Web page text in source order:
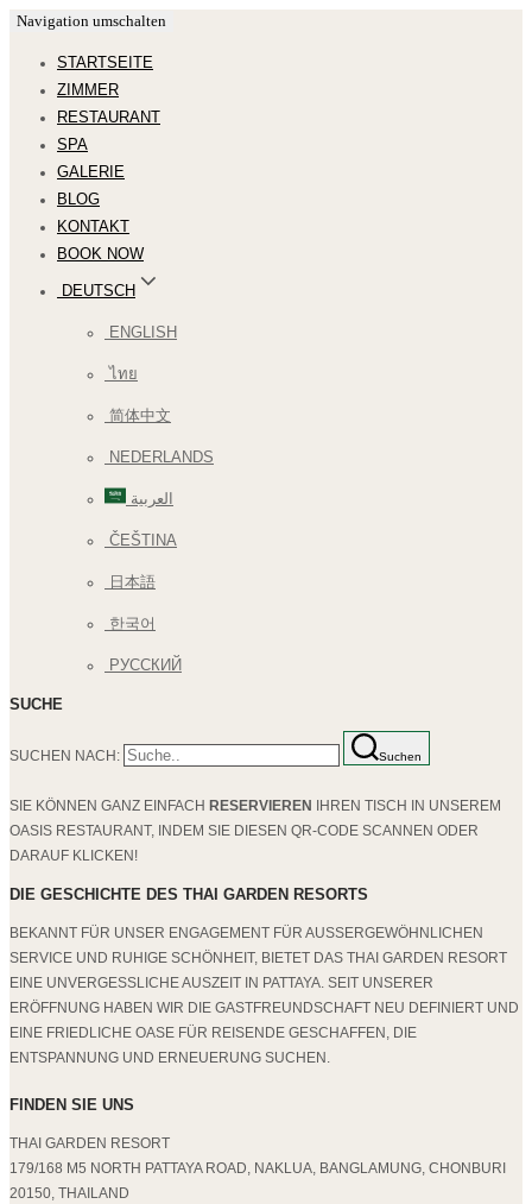
Navigation umschalten
STARTSEITE
ZIMMER
RESTAURANT
SPA
GALERIE
BLOG
KONTAKT
BOOK NOW
DEUTSCH
ENGLISH
ไทย
简体中文
NEDERLANDS
العربية
ČEŠTINA
日本語
한국어
РУССКИЙ
SUCHE
SUCHEN NACH: Suchen
SIE KÖNNEN GANZ EINFACH RESERVIEREN
IHREN TISCH IN UNSEREM
OASIS RESTAURANT, INDEM SIE DIESEN QR-CODE SCANNEN ODER
DARAUF KLICKEN!
DIE GESCHICHTE DES THAI GARDEN RESORTS
BEKANNT FÜR UNSER ENGAGEMENT FÜR AUSSERGEWÖHNLICHEN S
ERVICE UND RUHIGE SCHÖNHEIT, BIETET DAS THAI GARDEN RESORT E
INE UNVERGESSLICHE AUSZEIT IN PATTAYA. SEIT UNSERER E
RÖFFNUNG HABEN WIR DIE GASTFREUNDSCHAFT NEU DEFINIERT UND E
INE FRIEDLICHE OASE FÜR REISENDE GESCHAFFEN, DIE E
NTSPANNUNG UND ERNEUERUNG SUCHEN.
FINDEN SIE UNS
THAI GARDEN RESORT
179/168 M5 NORTH PATTAYA ROAD, NAKLUA, BANGLAMUNG, CHONBURI
20150, THAILAND